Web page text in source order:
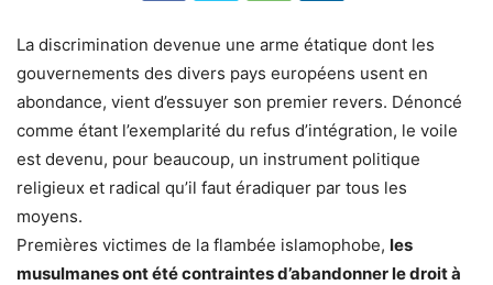
La discrimination devenue une arme étatique dont les
gouvernements des divers pays européens usent en
abondance, vient d’essuyer son premier revers. Dénoncé
comme étant l’exemplarité du refus d’intégration, le voile
est devenu, pour beaucoup, un instrument politique
religieux et radical qu’il faut éradiquer par tous les
moyens.
Premières victimes de la flambée islamophobe, les
musulmanes ont été contraintes d’abandonner le droit à